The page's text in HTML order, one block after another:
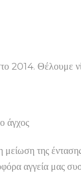
2014. Θέλουμε
άγχος
της
αγγεία μας